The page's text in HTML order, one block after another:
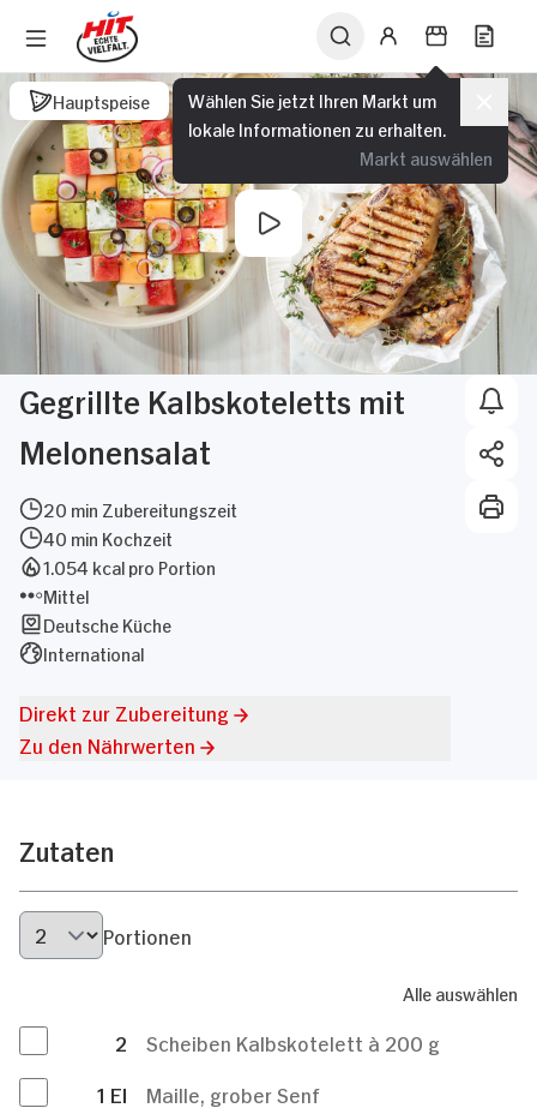
Wählen Sie jetzt Ihren Markt um
lokale Informationen zu erhalten.
Markt auswählen
Hauptspeise
Gegrillte Kalbskoteletts mit
Melonensalat
20 min Zubereitungszeit
40 min Kochzeit
1.054 kcal pro Portion
Mittel
Deutsche Küche
International
Direkt zur Zubereitung
Zu den Nährwerten
Zutaten
Portionen
Alle auswählen
2
Scheiben Kalbskotelett à 200 g
1 El
Maille, grober Senf